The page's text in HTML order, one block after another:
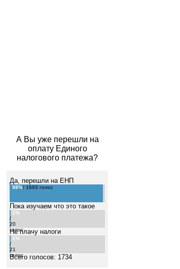
А Вы уже перешли на
оплату Единого
налогового платежа?
Да, перешли на ЕНП
98%/ 1693 голос
Пока изучаем что это такое
1%
/
20
голос
Не плачу налоги
1%
/
21
голос
Всего голосов: 1734